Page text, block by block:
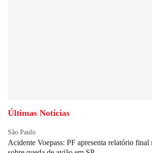
Últimas Notícias
São Paulo
Acidente Voepass: PF apresenta relatório final